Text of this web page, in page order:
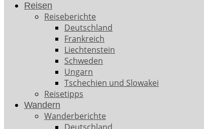
Reisen
Reiseberichte
Deutschland
Frankreich
Liechtenstein
Schweden
Ungarn
Tschechien und Slowakei
Reisetipps
Wandern
Wanderberichte